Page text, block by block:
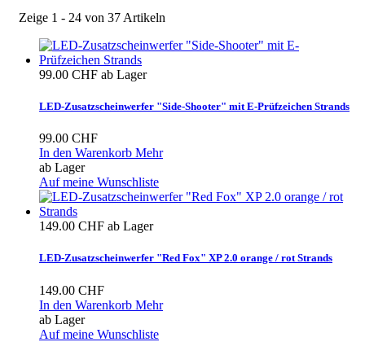
Zeige 1 - 24 von 37 Artikeln
99.00 CHF ab Lager
LED-Zusatzscheinwerfer "Side-Shooter" mit E-Prüfzeichen Strands
99.00 CHF
In den Warenkorb Mehr
ab Lager
Auf meine Wunschliste
149.00 CHF ab Lager
LED-Zusatzscheinwerfer "Red Fox" XP 2.0 orange / rot Strands
149.00 CHF
In den Warenkorb Mehr
ab Lager
Auf meine Wunschliste